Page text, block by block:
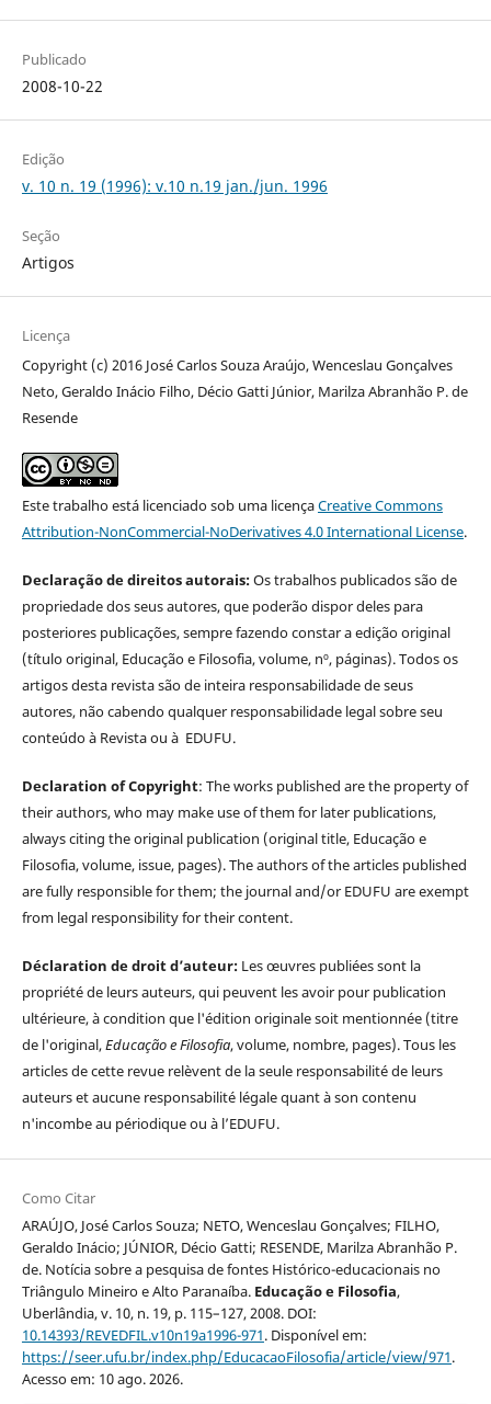
Publicado
2008-10-22
Edição
v. 10 n. 19 (1996): v.10 n.19 jan./jun. 1996
Seção
Artigos
Licença
Copyright (c) 2016 José Carlos Souza Araújo, Wenceslau Gonçalves
Neto, Geraldo Inácio Filho, Décio Gatti Júnior, Marilza Abranhão P. de
Resende
Este trabalho está licenciado sob uma licençaCreative Commons
Attribution-NonCommercial-NoDerivatives 4.0 International License.
Declaração de direitos autorais:Os trabalhos publicados são de
propriedade dos seus autores, que poderão dispor deles para
posteriores publicações, sempre fazendo constar a edição original
(título original, Educação e Filosofia, volume, nº, páginas). Todos os
artigos desta revista são de inteira responsabilidade de seus
autores, não cabendo qualquer responsabilidade legal sobre seu
conteúdo à Revista ou à EDUFU.
Declaration of Copyright: The works published are the property of
their authors, who may make use of them for later publications,
always citing the original publication (original title, Educação e
Filosofia, volume, issue, pages). The authors of the articles published
are fully responsible for them; the journal and/or EDUFU are exempt
from legal responsibility for their content.
Déclaration de droit d’auteur: Les œuvres publiées sont la
propriété de leurs auteurs, qui peuvent les avoir pour publication
ultérieure, à condition que l'édition originale soit mentionnée (titre
de l'original,Educação e Filosofia, volume, nombre, pages). Tous les
articles de cette revue relèvent de la seule responsabilité de leurs
auteurs et aucune responsabilité légale quant à son contenu
n'incombe au périodique ou à l’EDUFU.
Como Citar
ARAÚJO, José Carlos Souza; NETO, Wenceslau Gonçalves; FILHO,
Geraldo Inácio; JÚNIOR, Décio Gatti; RESENDE, Marilza Abranhão P.
de. Notícia sobre a pesquisa de fontes Histórico-educacionais no
Triângulo Mineiro e Alto Paranaíba. Educação e Filosofia,
Uberlândia, v. 10, n. 19, p. 115–127, 2008. DOI:
10.14393/REVEDFIL.v10n19a1996-971. Disponível em:
https://seer.ufu.br/index.php/EducacaoFilosofia/article/view/971.
Acesso em: 10 ago. 2026.